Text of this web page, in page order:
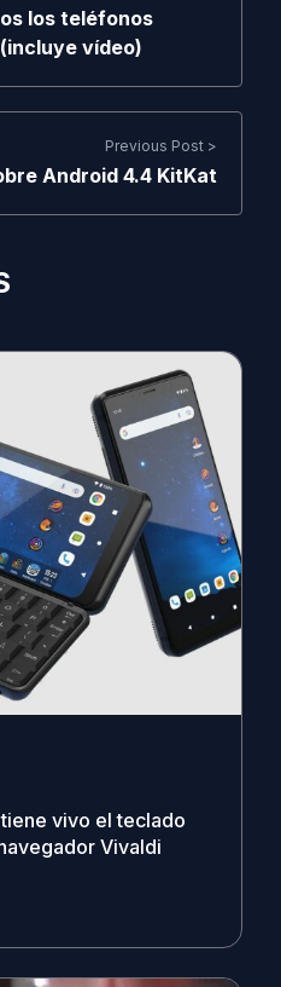
los teléfonos
vídeo)
Previous Post >
Android 4.4 KitKat
vivo el teclado
Vivaldi